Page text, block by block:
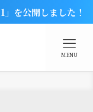
を公開しました！
MENU